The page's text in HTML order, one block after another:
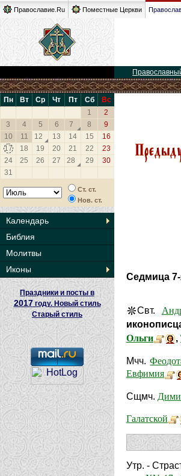
Православие.Ru Поместные Церкви
Пн Вт Ср Чт Пт Сб
Вс
1
2
3
4 5 6 7 8
9
10
11 12 13 14 15
16
17
18 19 20 21 22
23
24
25 26 27 28 29
30
31
Ст. ст.
Нов. ст.
Календарь
Библия
Молитвы
Иконы
Праздники и посты в
2017году. Новый стиль
Старый стиль
Седмица
Свт.
Ольги ,
Мчч.
Евфимия
Сщмч.
Галатской
Утр. -